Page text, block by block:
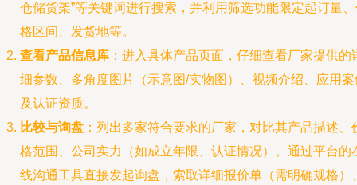
仓储货架”等关键词进行搜索，并利用筛选功能限定起订量
格区间、发货地等。
查看产品信息库 ：进入具体产品页面，仔细查看厂家提供的
细参数、多角度图片（示意图/实物图）、视频介绍、应用案
及认证资质。
比较与询盘 ：列出多家符合要求的厂家，对比其产品描述、
格范围、公司实力（如成立年限、认证情况）。通过平台的
线沟通工具直接发起询盘，索取详细报价单（需明确规格）